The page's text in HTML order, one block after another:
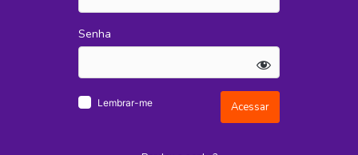
Senha
Lembrar-me